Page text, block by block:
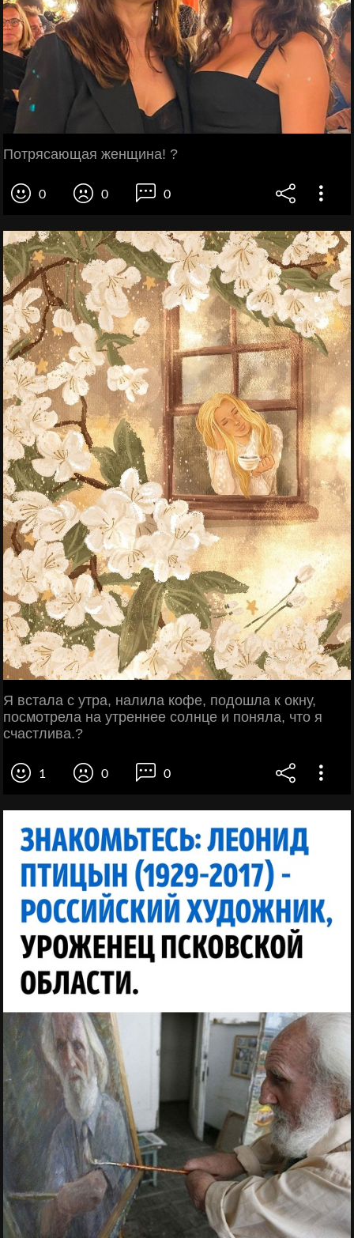
Потрясающая женщина! ?
0 0 0
Я встала с утра, налила кофе, подошла к окну,
посмотрела на утреннее солнце и поняла, что я
счастлива.?
1 0 0